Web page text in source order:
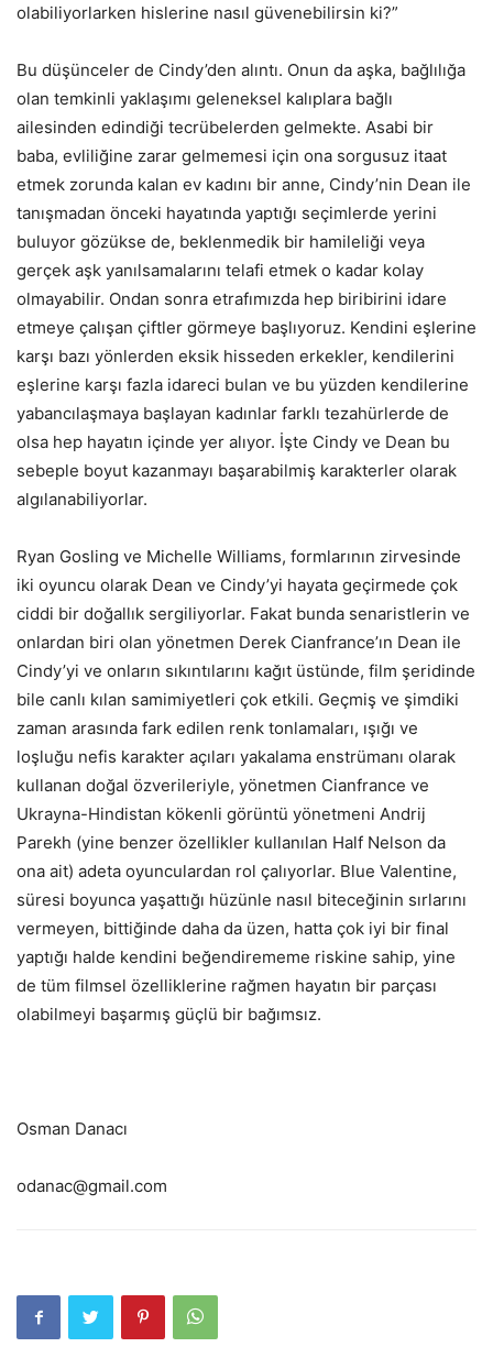
olabiliyorlarken hislerine nasıl güvenebilirsin ki?”
Bu düşünceler de Cindy’den alıntı. Onun da aşka, bağlılığa
olan temkinli yaklaşımı geleneksel kalıplara bağlı
ailesinden edindiği tecrübelerden gelmekte. Asabi bir
baba, evliliğine zarar gelmemesi için ona sorgusuz itaat
etmek zorunda kalan ev kadını bir anne, Cindy’nin Dean ile
tanışmadan önceki hayatında yaptığı seçimlerde yerini
buluyor gözükse de, beklenmedik bir hamileliği veya
gerçek aşk yanılsamalarını telafi etmek o kadar kolay
olmayabilir. Ondan sonra etrafımızda hep biribirini idare
etmeye çalışan çiftler görmeye başlıyoruz. Kendini eşlerine
karşı bazı yönlerden eksik hisseden erkekler, kendilerini
eşlerine karşı fazla idareci bulan ve bu yüzden kendilerine
yabancılaşmaya başlayan kadınlar farklı tezahürlerde de
olsa hep hayatın içinde yer alıyor. İşte Cindy ve Dean bu
sebeple boyut kazanmayı başarabilmiş karakterler olarak
algılanabiliyorlar.
Ryan Gosling ve Michelle Williams, formlarının zirvesinde
iki oyuncu olarak Dean ve Cindy’yi hayata geçirmede çok
ciddi bir doğallık sergiliyorlar. Fakat bunda senaristlerin ve
onlardan biri olan yönetmen Derek Cianfrance’ın Dean ile
Cindy’yi ve onların sıkıntılarını kağıt üstünde, film şeridinde
bile canlı kılan samimiyetleri çok etkili. Geçmiş ve şimdiki
zaman arasında fark edilen renk tonlamaları, ışığı ve
loşluğu nefis karakter açıları yakalama enstrümanı olarak
kullanan doğal özverileriyle, yönetmen Cianfrance ve
Ukrayna-Hindistan kökenli görüntü yönetmeni Andrij
Parekh (yine benzer özellikler kullanılan Half Nelson da
ona ait) adeta oyunculardan rol çalıyorlar. Blue Valentine,
süresi boyunca yaşattığı hüzünle nasıl biteceğinin sırlarını
vermeyen, bittiğinde daha da üzen, hatta çok iyi bir final
yaptığı halde kendini beğendirememe riskine sahip, yine
de tüm filmsel özelliklerine rağmen hayatın bir parçası
olabilmeyi başarmış güçlü bir bağımsız.
Osman Danacı
odanac@gmail.com